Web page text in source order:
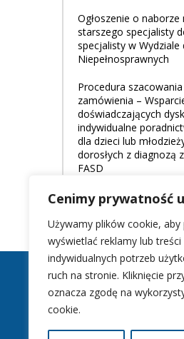
Cenimy prywatność
Używamy plików cookie,
wyświetlać reklamy lub
indywidualnych potrzeb
ruch na stronie. Kliknięcie
oznacza zgodę na
cookie.
Ogłoszenie o
starszego specjalisty
specjalisty w Wydziale
Niepełnosprawnych
Procedura
zamówienia –
doświadczających
indywidualne
dla dzieci lub
dorosłych z diagnozą
FASD